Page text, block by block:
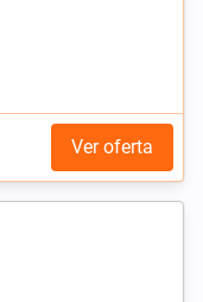
Ver oferta